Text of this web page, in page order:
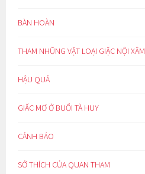
BÀN HOÀN
THAM NHŨNG VẶT LOẠI GIẶC NỘI XÂM
HẬU QUẢ
GIẤC MƠ Ở BUỔI TÀ HUY
CẢNH BÁO
SỞ THÍCH CỦA QUAN THAM